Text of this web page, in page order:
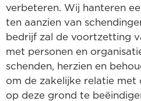
verbeteren. Wij hanteren
ten aanzien van
bedrijf zal de voortzetting
met personen en
schenden, herzien en
om de zakelijke relatie met
op deze grond te